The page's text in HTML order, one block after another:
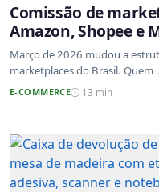
Comissão de
Amazon, Shopee e
atualizadas
Março de 2026 mudou a
marketplaces do Brasil. Quem
E-COMMERCE 13 min